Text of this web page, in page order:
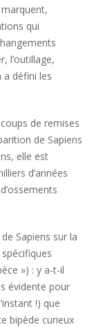
qui
l’outillage,
a défini les
de remises
de Sapiens
elle est
d’années
Sapiens sur la
») : y a-t-il
évidente pour
!) que
bipède curieux